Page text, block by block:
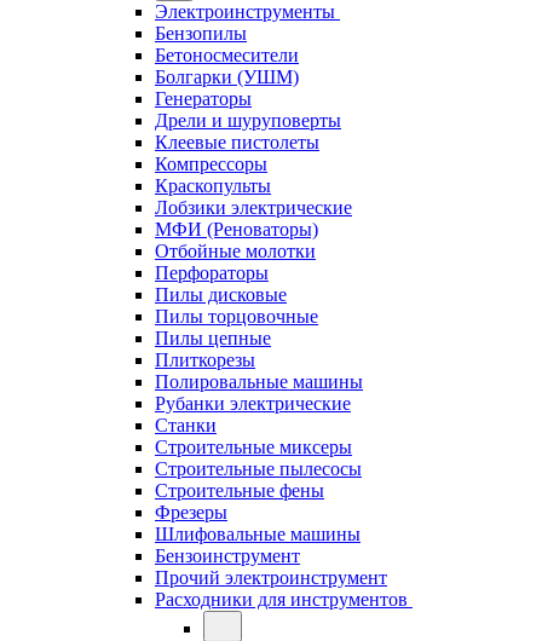
Электроинструменты
Бензопилы
Бетоносмесители
Болгарки (УШМ)
Генераторы
Дрели и шуруповерты
Клеевые пистолеты
Компрессоры
Краскопульты
Лобзики электрические
МФИ (Реноваторы)
Отбойные молотки
Перфораторы
Пилы дисковые
Пилы торцовочные
Пилы цепные
Плиткорезы
Полировальные машины
Рубанки электрические
Станки
Строительные миксеры
Строительные пылесосы
Строительные фены
Фрезеры
Шлифовальные машины
Бензоинструмент
Прочий электроинструмент
Расходники для инструментов